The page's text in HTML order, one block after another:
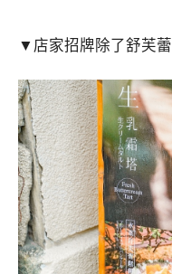
▼店家招牌除了舒芙